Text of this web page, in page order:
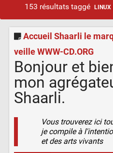
153 résultats taggé LINUX
Accueil Shaarli le
veille WWW-CD.ORG
Bonjour et
mon
Shaarli.
Vous trouverez ici
je compile à
et des arts vivants